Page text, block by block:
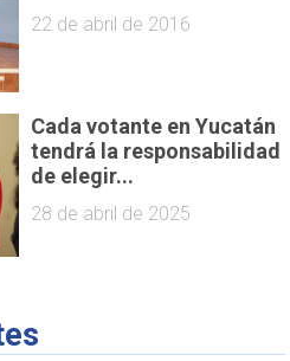
22 de abril de 2016
Cada votante en Yucatán
tendrá la responsabilidad
de elegir...
28 de abril de 2025